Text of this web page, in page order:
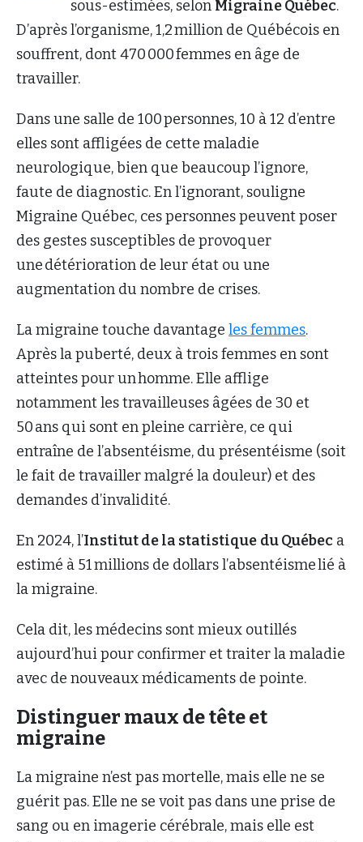
sous-estimées, selon Migraine Québec.
D’après l’organisme, 1,2 million de Québécois en
souffrent, dont 470 000 femmes en âge de
travailler.
Dans une salle de 100 personnes, 10 à 12 d’entre
elles sont affligées de cette maladie
neurologique, bien que beaucoup l’ignore,
faute de diagnostic. En l’ignorant, souligne
Migraine Québec, ces personnes peuvent poser
des gestes susceptibles de provoquer
une détérioration de leur état ou une
augmentation du nombre de crises.
La migraine touche davantage les femmes.
Après la puberté, deux à trois femmes en sont
atteintes pour un homme. Elle afflige
notamment les travailleuses âgées de 30 et
50 ans qui sont en pleine carrière, ce qui
entraîne de l’absentéisme, du présentéisme (soit
le fait de travailler malgré la douleur) et des
demandes d’invalidité.
En 2024, l’Institut de la statistique du Québec a
estimé à 51 millions de dollars l’absentéisme lié à
la migraine.
Cela dit, les médecins sont mieux outillés
aujourd’hui pour confirmer et traiter la maladie
avec de nouveaux médicaments de pointe.
Distinguer maux de tête et
migraine
La migraine n’est pas mortelle, mais elle ne se
guérit pas. Elle ne se voit pas dans une prise de
sang ou en imagerie cérébrale, mais elle est